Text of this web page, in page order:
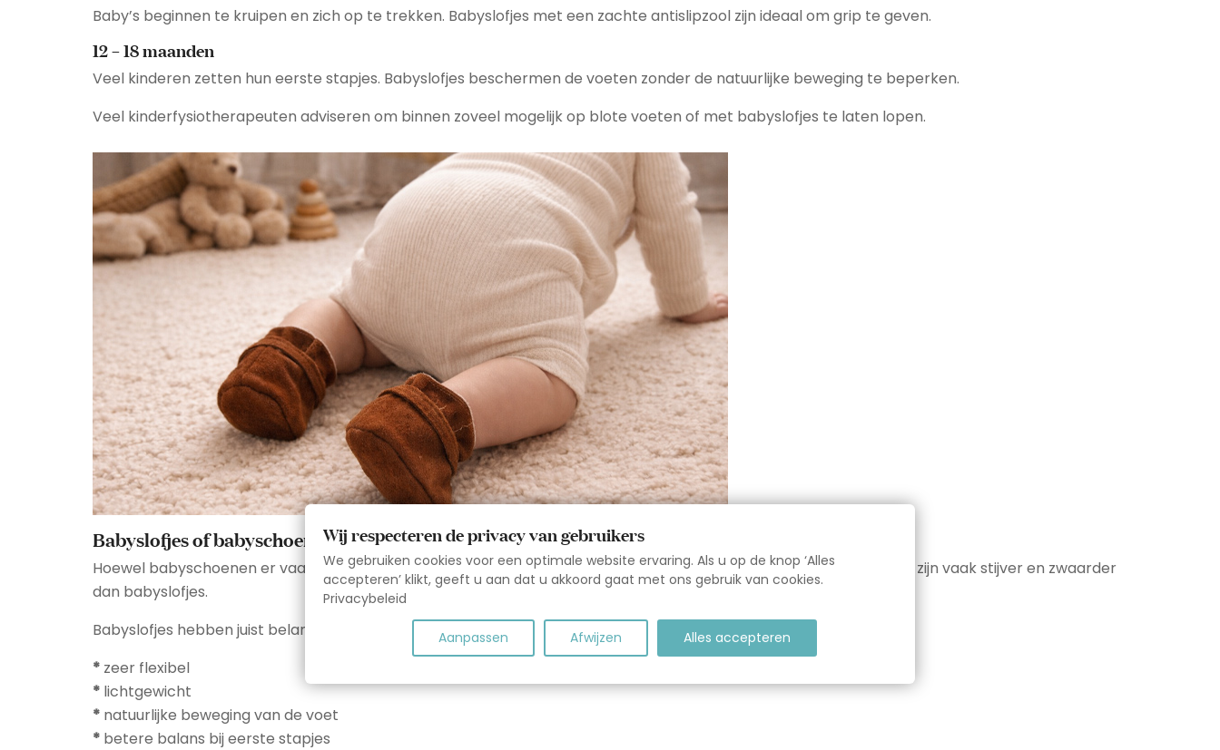
Baby’s beginnen te kruipen en zich op te trekken. Babyslofjes met een zachte antislipzool zijn ideaal om grip te geven.
12 – 18 maanden
Veel kinderen zetten hun eerste stapjes. Babyslofjes beschermen de voeten zonder de natuurlijke beweging te beperken.
Veel kinderfysiotherapeuten adviseren om binnen zoveel mogelijk op blote voeten of met babyslofjes te laten lopen.
Babyslofjes of babyschoenen: wat is beter?
Hoewel babyschoenen er vaak schattig uitzien, zijn ze niet altijd de beste keuze voor jonge kinderen. Babyschoenen zijn vaak stijver en zwaarder
dan babyslofjes.
Babyslofjes hebben juist belangrijke voordelen:
* zeer flexibel
* lichtgewicht
* natuurlijke beweging van de voet
* betere balans bij eerste stapjes
Wij respecteren de privacy van gebruikers
We gebruiken cookies voor een optimale website ervaring. Als u op de knop ‘Alles
accepteren’ klikt, geeft u aan dat u akkoord gaat met ons gebruik van cookies.
Privacybeleid
Aanpassen Afwijzen Alles accepteren